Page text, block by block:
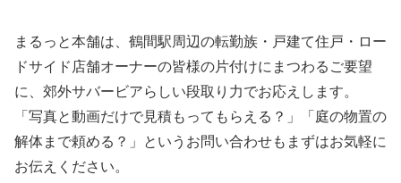
まるっと本舗は、鶴間駅周辺の転勤族・戸建て住戸・ロー
ドサイド店舗オーナーの皆様の片付けにまつわるご要望
に、郊外サバービアらしい段取り力でお応えします。
「写真と動画だけで見積もってもらえる？」「庭の物置の
解体まで頼める？」というお問い合わせもまずはお気軽に
お伝えください。